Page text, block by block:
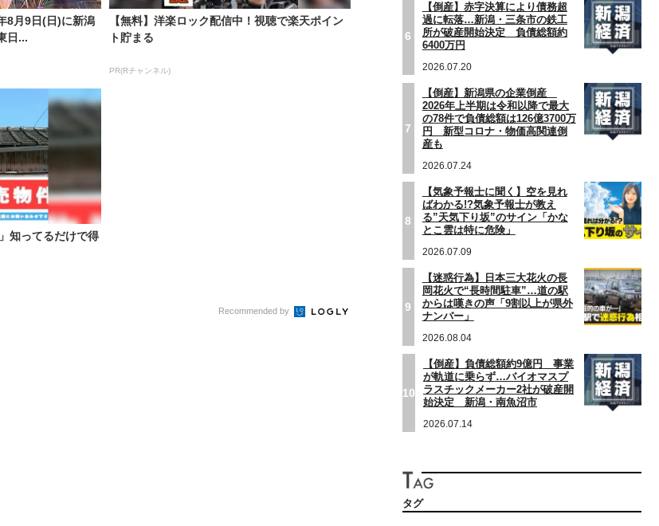
8月9日(日)に新潟
日...
【無料】洋楽ロック配信中！視聴で楽天ポイン
ト貯まる
PR(Rチャンネル)
知ってるだけで得
Recommended by
6
【倒産】赤字決算により債務超
過に転落…新潟・三条市の鉄工
所が破産開始決定 負債総額約
6400万円
2026.07.20
7
【倒産】新潟県の企業倒産
2026年上半期は令和以降で最大
の78件で負債総額は126億3700万
円 新型コロナ・物価高関連倒
産も
2026.07.24
8
【気象予報士に聞く】空を見れ
ばわかる!?気象予報士が教え
る”天気下り坂”のサイン「かな
とこ雲は特に危険」
2026.07.09
9
【迷惑行為】日本三大花火の長
岡花火で“長時間駐車”…道の駅
からは嘆きの声「9割以上が県外
ナンバー」
2026.08.04
10
【倒産】負債総額約9億円 事業
が軌道に乗らず…バイオマスプ
ラスチックメーカー2社が破産開
始決定 新潟・南魚沼市
2026.07.14
タグ